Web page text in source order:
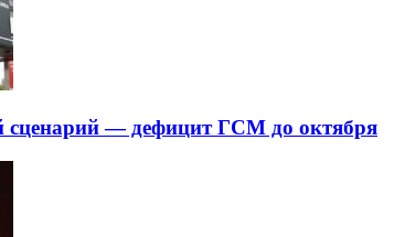
сценарий — дефицит ГСМ до октября